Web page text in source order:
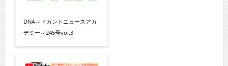
DNA～ドカントニュースアカ
デミー～245号vol.3